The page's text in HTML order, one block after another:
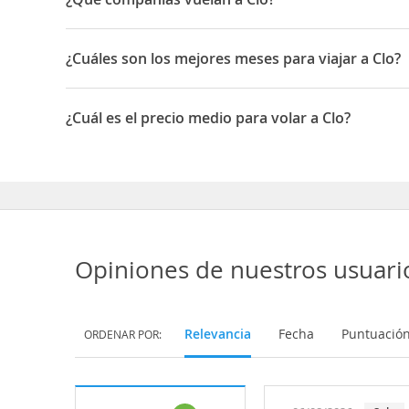
Las compañías que vuelan a Cali son: LATAM Airlines,
¿Cuáles son los mejores meses para viajar a Clo?
Los mejores meses para viajar a Cali son Enero,
¿Cuál es el precio medio para volar a Clo?
Opiniones de nuestros
ORDENAR POR: Relevancia Fecha Puntuación